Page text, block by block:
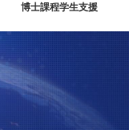
博士課程学生支援